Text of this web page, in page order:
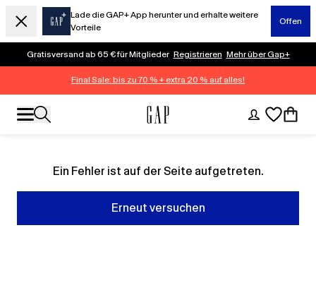
Lade die GAP+ App herunter und erhalte weitere
Vorteile
Offen
Gratisversand ab 65 € für Mitglieder Registrieren Mehr über Gap+
Final Sale: bis zu 70 % + extra 20 % auf alles!
Ein Fehler ist auf der Seite aufgetreten.
Erneut versuchen